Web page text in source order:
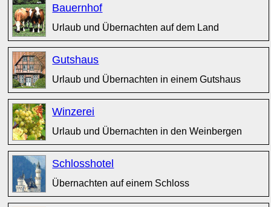
Bauernhof
Urlaub und Übernachten auf dem Land
Gutshaus
Urlaub und Übernachten in einem Gutshaus
Winzerei
Urlaub und Übernachten in den Weinbergen
Schlosshotel
Übernachten auf einem Schloss